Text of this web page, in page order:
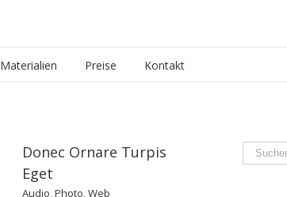
Materialien Preise Kontakt
Donec Ornare Turpis
Eget
Audio,Photo,Web